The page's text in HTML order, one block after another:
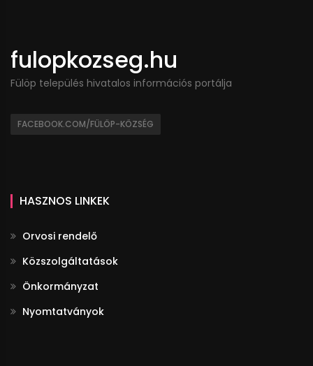
fulopkozseg.hu
Fülöp település hivatalos információs portálja
FACEBOOK.COM/FÜLÖP-KÖZSÉG
HASZNOS LINKEK
Orvosi rendelő
Közszolgáltatások
Önkormányzat
Nyomtatványok